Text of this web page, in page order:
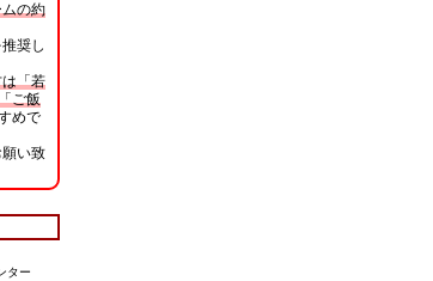
の約
奨し
「若
ご飯
めで
い致
ター